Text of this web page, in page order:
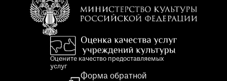
Оцените качество предоставляемых
услуг
Форма обратной